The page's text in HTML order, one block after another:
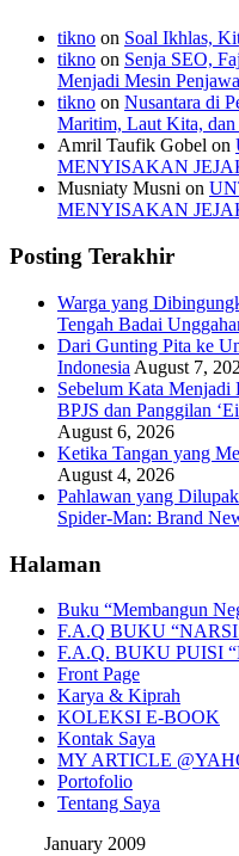
tikno on Soal Ikhlas,
tikno on Senja SEO,
Menjadi Mesin
tikno on Nusantara di
Maritim, Laut Kita, dan
Amril Taufik Gobel on
MENYISAKAN
Musniaty Musni on
MENYISAKAN
Posting Terakhir
Warga yang
Tengah Badai
Dari Gunting Pita ke
Indonesia August 7,
Sebelum Kata Menjadi
BPJS dan Panggilan
August 6, 2026
Ketika Tangan yang
August 4, 2026
Pahlawan yang
Spider-Man: Brand
Halaman
Buku “Membangun
F.A.Q BUKU
F.A.Q. BUKU PUISI
Front Page
Karya & Kiprah
KOLEKSI E-BOOK
Kontak Saya
MY ARTICLE
Portofolio
Tentang Saya
January 2009